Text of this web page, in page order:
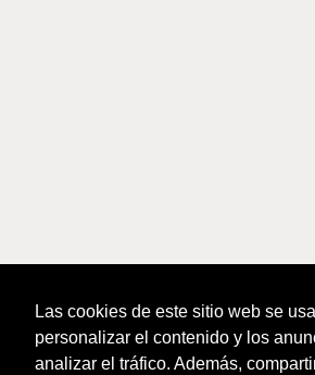
Las cookies de este sitio web se
personalizar el contenido y los
analizar el tráfico. Además,